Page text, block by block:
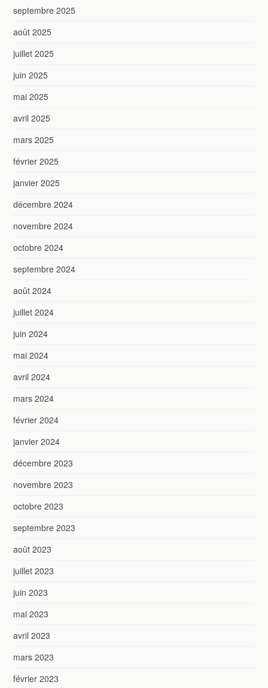
septembre 2025
août 2025
juillet 2025
juin 2025
mai 2025
avril 2025
mars 2025
février 2025
janvier 2025
décembre 2024
novembre 2024
octobre 2024
septembre 2024
août 2024
juillet 2024
juin 2024
mai 2024
avril 2024
mars 2024
février 2024
janvier 2024
décembre 2023
novembre 2023
octobre 2023
septembre 2023
août 2023
juillet 2023
juin 2023
mai 2023
avril 2023
mars 2023
février 2023